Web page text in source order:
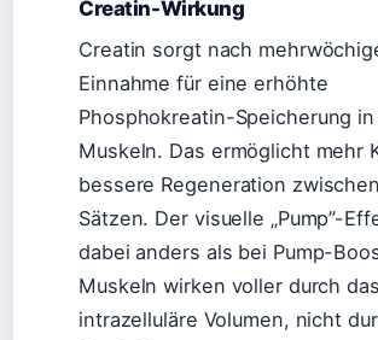
Creatin-Wirkung
Creatin sorgt nach
Einnahme für eine erhöhte
Phosphokreatin-Speicherung
Muskeln. Das ermöglicht mehr
bessere Regeneration
Sätzen. Der visuelle „Pump”-
dabei anders als bei Pump-
Muskeln wirken voller durch
intrazelluläre Volumen, nicht